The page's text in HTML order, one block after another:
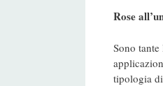
Rose
Sono tante
tipologia